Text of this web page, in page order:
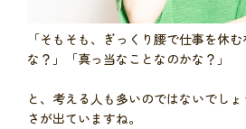
「そもそも、ぎっくり腰で仕事を休
な？」「真っ当なことなのかな？」
と、考える人も多いのではないでし
さが出ていますね。